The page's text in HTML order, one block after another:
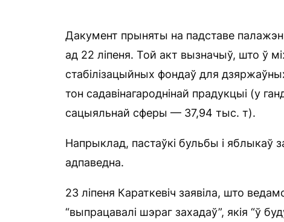
Дакумент прыняты на падставе
ад 22 ліпеня. Той акт вызначыў, што ў
стабілізацыйных фондаў для
тон садавінагароднінай прадукцыі (у
сацыяльнай сферы — 37,94 тыс. т).
Напрыклад, пастаўкі бульбы і яблыкаў
адпаведна.
23 ліпеня Караткевіч заявіла, што
“выпрацавалі шэраг захадаў”, якія “ў